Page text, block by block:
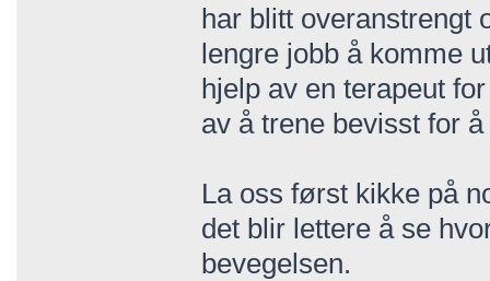
har blitt overanstrengt
lengre jobb å komme
hjelp av en terapeut
av å trene bevisst for
La oss først kikke på
det blir lettere å se
bevegelsen.